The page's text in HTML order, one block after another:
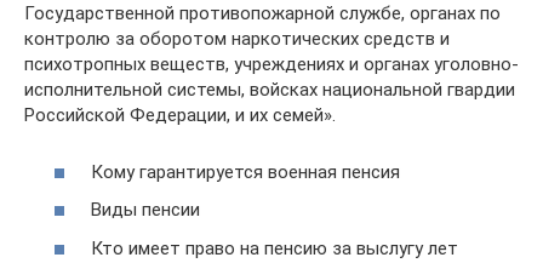
Государственной противопожарной службе, органах по
контролю за оборотом наркотических средств и
психотропных веществ, учреждениях и органах уголовно-
исполнительной системы, войсках национальной гвардии
Российской Федерации, и их семей».
Кому гарантируется военная пенсия
Виды пенсии
Кто имеет право на пенсию за выслугу лет